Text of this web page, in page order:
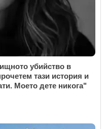
убийство в
тази история и
Моето дете никога"